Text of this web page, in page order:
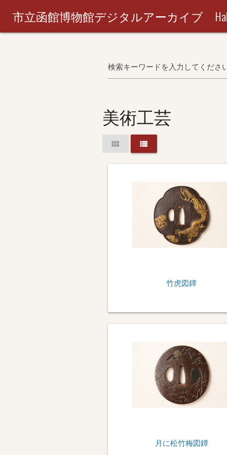
市立函館博物館デジタルアーカイブ
検索キーワードを入力してくださ
美術工芸
view_module view_list
竹虎図鐔
月に松竹梅図鐔